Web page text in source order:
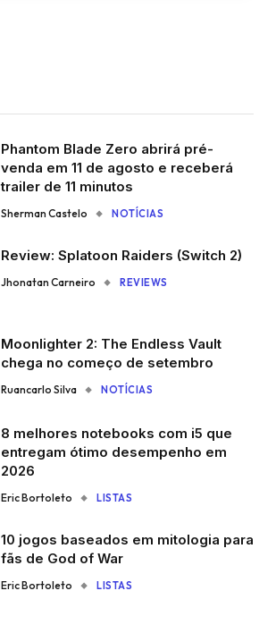
Phantom Blade Zero abrirá pré-
venda em 11 de agosto e receberá
trailer de 11 minutos
Sherman Castelo NOTÍCIAS
Review: Splatoon Raiders (Switch 2)
Jhonatan Carneiro REVIEWS
Moonlighter 2: The Endless Vault
chega no começo de setembro
Ruancarlo Silva NOTÍCIAS
8 melhores notebooks com i5 que
entregam ótimo desempenho em
2026
Eric Bortoleto LISTAS
10 jogos baseados em mitologia para
fãs de God of War
Eric Bortoleto LISTAS